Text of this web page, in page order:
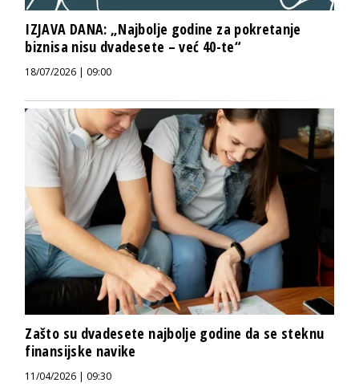
IZJAVA DANA: „Najbolje godine za pokretanje
biznisa nisu dvadesete – već 40-te“
18/07/2026 | 09:00
Zašto su dvadesete najbolje godine da se steknu
finansijske navike
11/04/2026 | 09:30